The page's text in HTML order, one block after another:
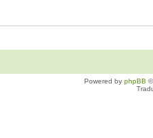
Powered by phpBB